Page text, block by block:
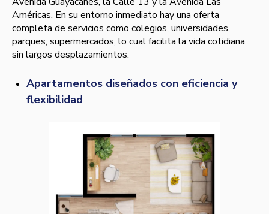
Américas. En su entorno inmediato hay una oferta
completa de servicios como colegios, universidades,
parques, supermercados, lo cual facilita la vida cotidiana
sin largos desplazamientos.
Apartamentos diseñados con eficiencia y
flexibilidad